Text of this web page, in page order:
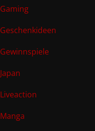
Gaming
Geschenkideen
Gewinnspiele
Japan
Liveaction
Manga